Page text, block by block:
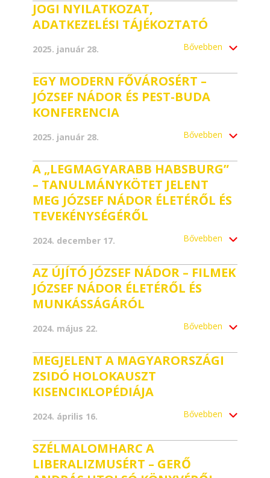
JOGI NYILATKOZAT,
ADATKEZELÉSI TÁJÉKOZTATÓ
2025. január 28. Bővebben
EGY MODERN FŐVÁROSÉRT –
JÓZSEF NÁDOR ÉS PEST-BUDA
KONFERENCIA
2025. január 28. Bővebben
A „LEGMAGYARABB HABSBURG”
– TANULMÁNYKÖTET JELENT
MEG JÓZSEF NÁDOR ÉLETÉRŐL ÉS
TEVEKÉNYSÉGÉRŐL
2024. december 17. Bővebben
AZ ÚJÍTÓ JÓZSEF NÁDOR – FILMEK
JÓZSEF NÁDOR ÉLETÉRŐL ÉS
MUNKÁSSÁGÁRÓL
2024. május 22. Bővebben
MEGJELENT A MAGYARORSZÁGI
ZSIDÓ HOLOKAUSZT
KISENCIKLOPÉDIÁJA
2024. április 16. Bővebben
SZÉLMALOMHARC A
LIBERALIZMUSÉRT – GERŐ